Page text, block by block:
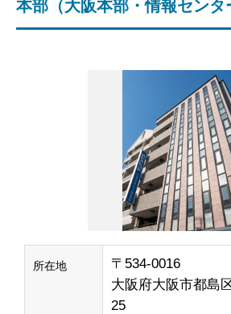
本部（大阪本部・情報センタ
所在地
〒534-0016
大阪府大阪市都島
25